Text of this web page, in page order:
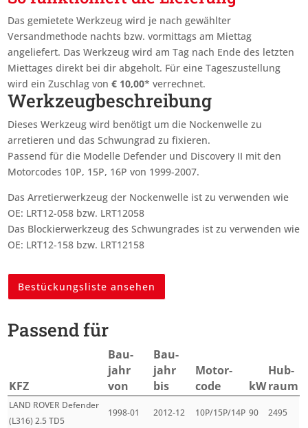
Das gemietete Werkzeug wird je nach gewählter
Versandmethode nachts bzw. vormittags am Miettag
angeliefert. Das Werkzeug wird am Tag nach Ende des letzten
Miettagesdirekt bei dir abgeholt. Für eine Tageszustellung
wird ein Zuschlag von€ 10,00* verrechnet.
Werkzeugbeschreibung
Dieses Werkzeug wird benötigt um die Nockenwelle zu
arretieren und das Schwungrad zu fixieren.
Passend für die Modelle Defender und Discovery II mit den
Motorcodes 10P, 15P, 16P von 1999-2007.
Das Arretierwerkzeug der Nockenwelle ist zu verwenden wie
OE: LRT12-058 bzw. LRT12058
Das Blockierwerkzeug des Schwungrades ist zu verwenden wie
OE: LRT12-158 bzw. LRT12158
Bestückungsliste ansehen
Passend für
KFZ
Bau­
jahr
von
Bau­
jahr
bis
Motor­
code
kW
Hub­
raum
LAND ROVER Defender
(L316) 2.5 TD5
1998-01 2012-12 10P/15P/14P 90 2495